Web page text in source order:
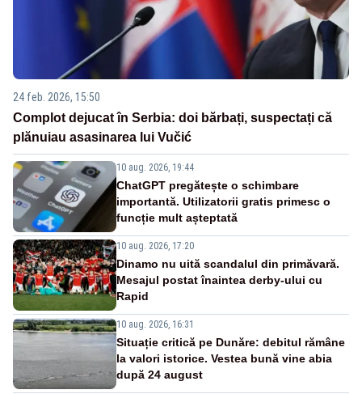
24 feb. 2026, 15:50
Complot dejucat în Serbia: doi bărbați, suspectați că
plănuiau asasinarea lui Vučić
10 aug. 2026, 19:44
ChatGPT pregătește o schimbare
importantă. Utilizatorii gratis primesc o
funcție mult așteptată
10 aug. 2026, 17:20
Dinamo nu uită scandalul din primăvară.
Mesajul postat înaintea derby-ului cu
Rapid
10 aug. 2026, 16:31
Situație critică pe Dunăre: debitul rămâne
la valori istorice. Vestea bună vine abia
după 24 august